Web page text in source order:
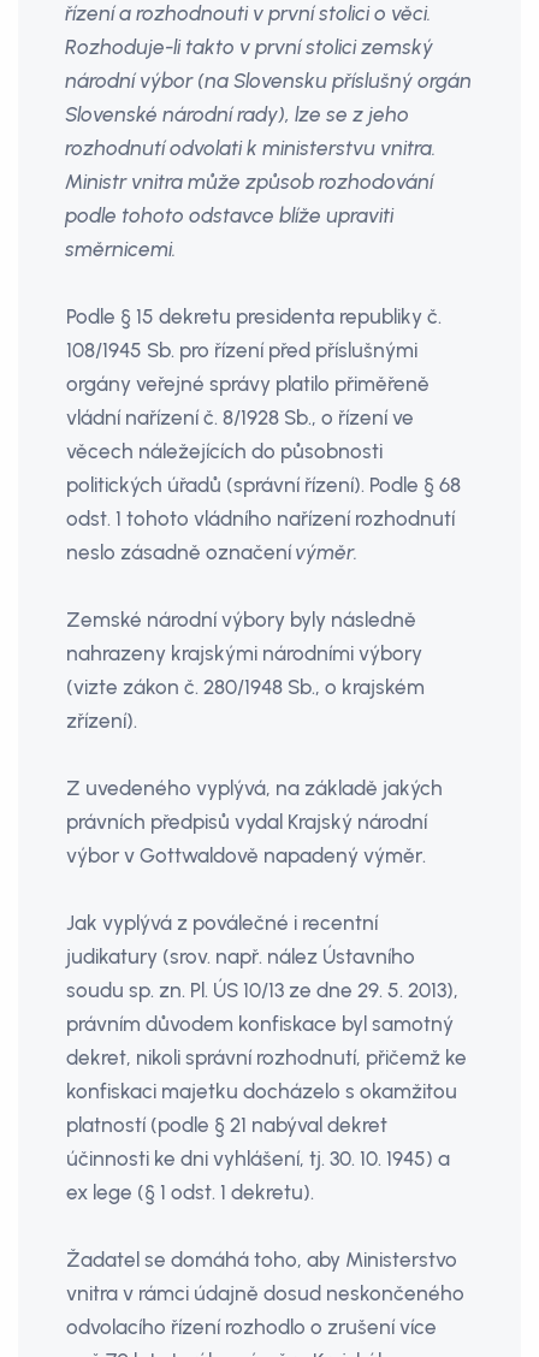
řízení a rozhodnouti v první stolici o věci.
Rozhoduje-li takto v první stolici zemský
národní výbor (na Slovensku příslušný orgán
Slovenské národní rady), lze se z jeho
rozhodnutí odvolati k ministerstvu vnitra.
Ministr vnitra může způsob rozhodování
podle tohoto odstavce blíže upraviti
směrnicemi.
Podle § 15 dekretu presidenta republiky č.
108/1945 Sb. pro řízení před příslušnými
orgány veřejné správy platilo přiměřeně
vládní nařízení č. 8/1928 Sb., o řízení ve
věcech náležejících do působnosti
politických úřadů (správní řízení). Podle § 68
odst. 1 tohoto vládního nařízení rozhodnutí
neslo zásadně označenívýměr.
Zemské národní výbory byly následně
nahrazeny krajskými národními výbory
(vizte zákon č. 280/1948 Sb., o krajském
zřízení).
Z uvedeného vyplývá, na základě jakých
právních předpisů vydal Krajský národní
výbor v Gottwaldově napadený výměr.
Jak vyplývá z poválečné i recentní
judikatury (srov. např. nález Ústavního
soudu sp. zn. Pl. ÚS 10/13 ze dne 29. 5. 2013),
právním důvodem konfiskace byl samotný
dekret, nikoli správní rozhodnutí, přičemž ke
konfiskaci majetku docházelo s okamžitou
platností (podle § 21 nabýval dekret
účinnosti ke dni vyhlášení, tj. 30. 10. 1945) a
ex lege (§ 1 odst. 1 dekretu).
Žadatel se domáhá toho, aby Ministerstvo
vnitra v rámci údajně dosud neskončeného
odvolacího řízení rozhodlo o zrušení více